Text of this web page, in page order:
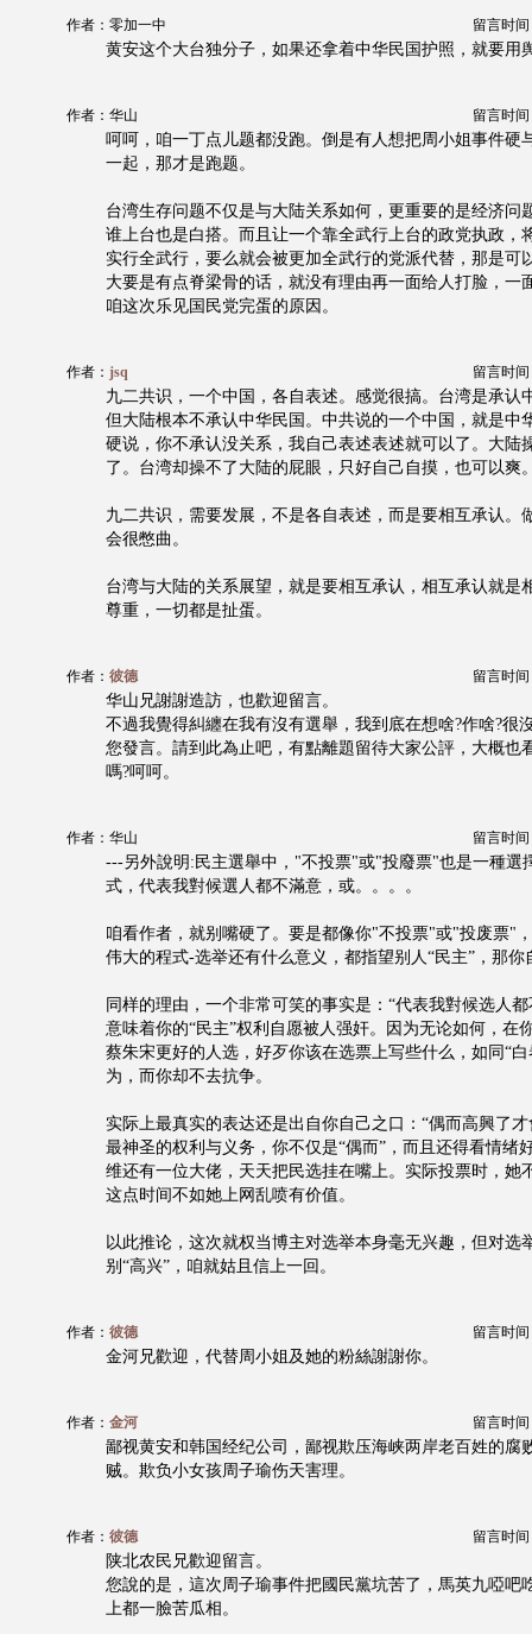
作者：零加一中 留言时间
黄安这个大台独分子，如果还拿着中华民国护照，就要用
作者：华山 留言时间
呵呵，咱一丁点儿题都没跑。倒是有人想把周小姐事件硬
一起，那才是跑题。
台湾生存问题不仅是与大陆关系如何，更重要的是经济问
谁上台也是白搭。而且让一个靠全武行上台的政党执政，
实行全武行，要么就会被更加全武行的党派代替，那是可
大要是有点脊梁骨的话，就没有理由再一面给人打脸，一
咱这次乐见国民党完蛋的原因。
作者： jsq 留言时间
九二共识，一个中国，各自表述。感觉很搞。台湾是承认
但大陆根本不承认中华民国。中共说的一个中国，就是中
硬说，你不承认没关系，我自己表述表述就可以了。大陆
了。台湾却操不了大陆的屁眼，只好自己自摸，也可以爽
九二共识，需要发展，不是各自表述，而是要相互承认。
会很憋曲。
台湾与大陆的关系展望，就是要相互承认，相互承认就是
尊重，一切都是扯蛋。
作者： 彼德 留言时间
华山兄謝謝造訪，也歡迎留言。
不過我覺得糾纏在我有沒有選舉，我到底在想啥?作啥?很
您發言。請到此為止吧，有點離題留待大家公評，大概也
嗎?呵呵。
作者：华山 留言时间
---另外說明:民主選舉中，"不投票"或"投廢票"也是一種選
式，代表我對候選人都不滿意，或。。。。
咱看作者，就别嘴硬了。要是都像你"不投票"或"投废票"
伟大的程式-选举还有什么意义，都指望别人“民主”，那你
同样的理由，一个非常可笑的事实是：“代表我對候选人
意味着你的“民主”权利自愿被人强奸。因为无论如何，在
蔡朱宋更好的人选，好歹你该在选票上写些什么，如同“
为，而你却不去抗争。
实际上最真实的表达还是出自你自己之口：“偶而高興了
最神圣的权利与义务，你不仅是“偶而”，而且还得看情绪
维还有一位大佬，天天把民选挂在嘴上。实际投票时，她
这点时间不如她上网乱喷有价值。
以此推论，这次就权当博主对选举本身毫无兴趣，但对选
别“高兴”，咱就姑且信上一回。
作者： 彼德 留言时间
金河兄歡迎，代替周小姐及她的粉絲謝謝你。
作者： 金河 留言时间
鄙视黄安和韩国经纪公司，鄙视欺压海峡两岸老百姓的腐
贼。欺负小女孩周子瑜伤天害理。
作者： 彼德 留言时间
陕北农民兄歡迎留言。
您說的是，這次周子瑜事件把國民黨坑苦了，馬英九啞吧
上都一臉苦瓜相。